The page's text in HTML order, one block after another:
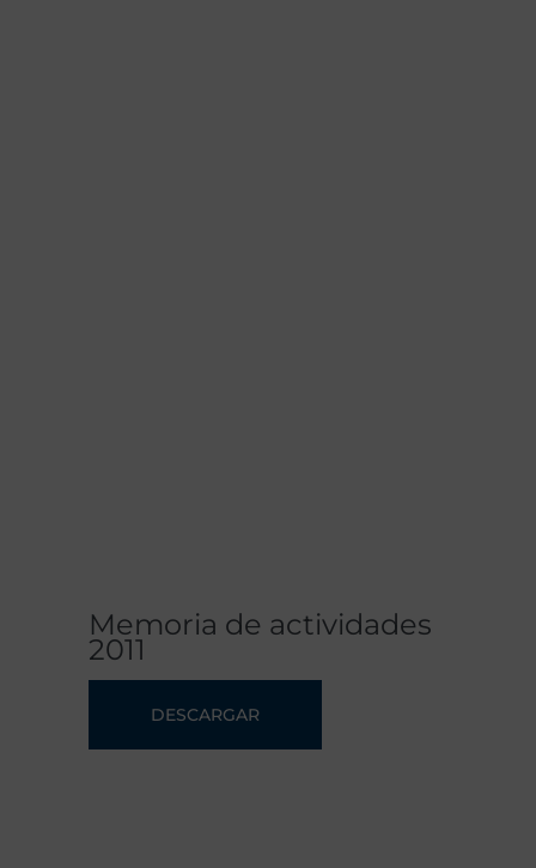
Memoria de actividades
2011
DESCARGAR